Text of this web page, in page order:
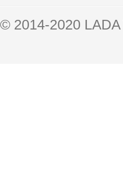
© 2014-2020